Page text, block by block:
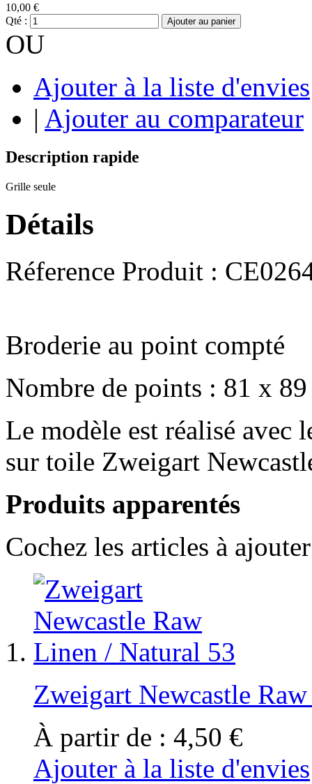
10,00 €
Qté :
Ajouter au panier
OU
Ajouter à la liste d'envies
| Ajouter au comparateur
Description rapide
Grille seule
Détails
Réference Produit :
Broderie au point compté
Nombre de points : 81 x 89
Le modèle est réalisé avec
sur toile Zweigart
Produits apparentés
Cochez les articles à
Zweigart Newcastle
À partir de : 4,50 €
Ajouter à la liste d'envies